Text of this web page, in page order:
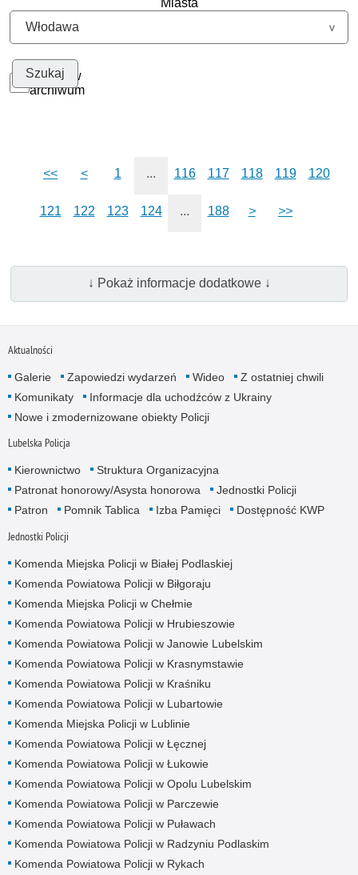
Szukaj w
archiwum
<< < 1 ... 116 117 118 119 120
121 122 123 124 ... 188 > >>
↓ Pokaż informacje dodatkowe ↓
Aktualności
Galerie Zapowiedzi wydarzeń Wideo
Z ostatniej chwili
Komunikaty
Informacje dla uchodźców z Ukrainy
Nowe i zmodernizowane obiekty Policji
Lubelska Policja
Kierownictwo
Struktura Organizacyjna
Patronat honorowy/Asysta honorowa
Jednostki Policji
Patron
Pomnik Tablica Izba Pamięci Dostępność KWP
Jednostki Policji
Komenda Miejska Policji w Białej Podlaskiej
Komenda Powiatowa Policji w Biłgoraju
Komenda Miejska Policji w Chełmie
Komenda Powiatowa Policji w Hrubieszowie
Komenda Powiatowa Policji w Janowie Lubelskim
Komenda Powiatowa Policji w Krasnymstawie
Komenda Powiatowa Policji w Kraśniku
Komenda Powiatowa Policji w Lubartowie
Komenda Miejska Policji w Lublinie
Komenda Powiatowa Policji w Łęcznej
Komenda Powiatowa Policji w Łukowie
Komenda Powiatowa Policji w Opolu Lubelskim
Komenda Powiatowa Policji w Parczewie
Komenda Powiatowa Policji w Puławach
Komenda Powiatowa Policji w Radzyniu Podlaskim
Komenda Powiatowa Policji w Rykach